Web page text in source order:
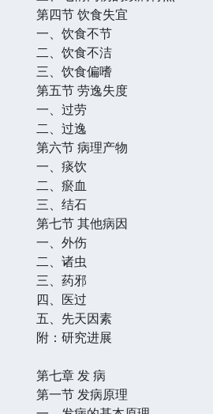
第四节 饮食失宜
一、饮食不节
二、饮食不洁
三、饮食偏嗜
第五节 劳逸失度
一、过劳
二、过逸
第六节 病理产物
一、痰饮
二、瘀血
三、结石
第七节 其他病因
一、外伤
二、诸虫
三、药邪
四、医过
五、先天因素
附：研究进展
第七章 发 病
第一节 发病原理